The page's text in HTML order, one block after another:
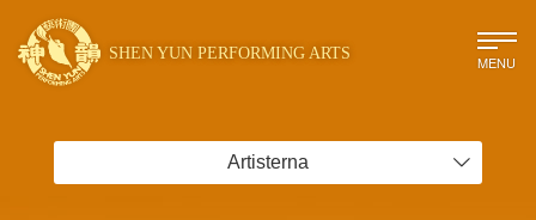
SHEN YUN PERFORMING ARTS MENU
Artisterna